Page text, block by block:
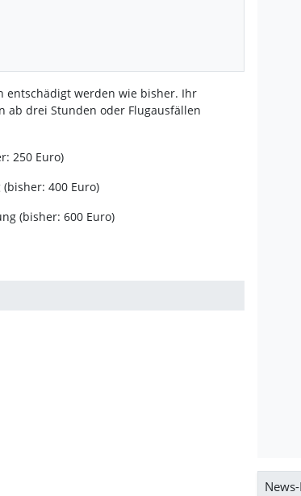
entschädigt werden wie bisher. Ihr
ab drei Stunden oder Flugausfällen
250 Euro)
400 Euro)
(bisher: 600 Euro)